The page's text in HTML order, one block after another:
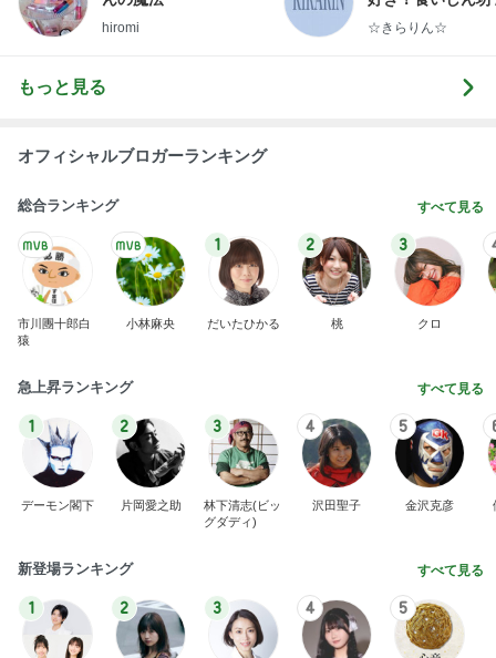
hiromi
らりん☆のブログ
☆きらりん☆
もっと見る
オフィシャルブロガーランキング
総合ランキング すべて見る
市川團十郎白
猿
小林麻央
1
だいたひかる
2
桃
3
クロ
急上昇ランキング すべて見る
1
デーモン閣下
2
片岡愛之助
3
林下清志(ビッ
グダディ)
4
沢田聖子
5
金沢克彦
新登場ランキング すべて見る
1 2 3 4 5